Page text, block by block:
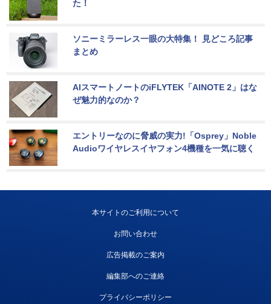
た！
ソニーミラーレス一眼の大特集！ 見どころ記事
まとめ
AIスマートノートのiFLYTEK「AINOTE 2」はな
ぜ魅力的なのか？
エントリーなのに脅威の実力!「Osprey」Noble
Audioワイヤレスイヤフォン4機種を一気に聴く
本サイトのご利用について
お問い合わせ
広告掲載のご案内
編集部へのご連絡
プライバシーポリシー